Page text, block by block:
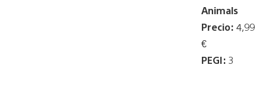
Animals
Precio: 4,99
€
PEGI: 3